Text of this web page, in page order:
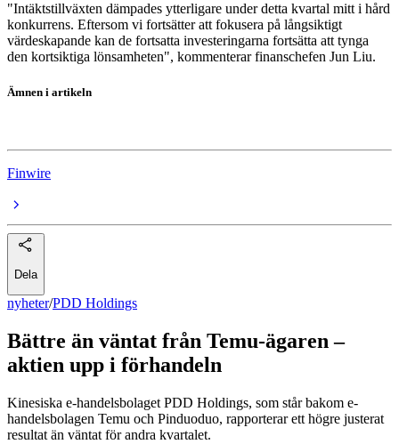
"Intäktstillväxten dämpades ytterligare under detta kvartal mitt i hård
konkurrens. Eftersom vi fortsätter att fokusera på långsiktigt
värdeskapande kan de fortsatta investeringarna fortsätta att tynga
den kortsiktiga lönsamheten", kommenterar finanschefen Jun Liu.
Ämnen i artikeln
Finwire
Dela
nyheter/PDD Holdings
Bättre än väntat från Temu-ägaren –
aktien upp i förhandeln
Kinesiska e-handelsbolaget PDD Holdings, som står bakom e-
handelsbolagen Temu och Pinduoduo, rapporterar ett högre justerat
resultat än väntat för andra kvartalet.